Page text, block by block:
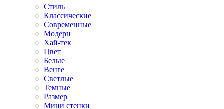
Стиль
Классические
Современные
Модерн
Хай-тек
Цвет
Белые
Венге
Светлые
Темные
Размер
Мини стенки